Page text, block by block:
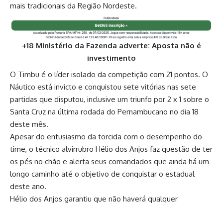
mais tradicionais da Região Nordeste.
+18 Ministério da Fazenda adverte: Aposta não é
investimento
O Timbu é o líder isolado da competição com 21 pontos. O
Náutico está invicto e conquistou sete vitórias nas sete
partidas que disputou, inclusive um triunfo por 2 x 1 sobre o
Santa Cruz na última rodada do Pernambucano no dia 18
deste mês.
Apesar do entusiasmo da torcida com o desempenho do
time, o técnico alvirrubro Hélio dos Anjos faz questão de ter
os pés no chão e alerta seus comandados que ainda há um
longo caminho até o objetivo de conquistar o estadual
deste ano.
Hélio dos Anjos garantiu que não haverá qualquer